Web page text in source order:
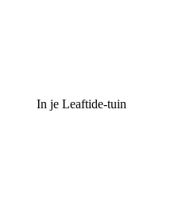
In je Leaftide-tuin